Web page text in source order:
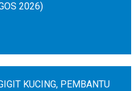
2026)
KUCING, PEMBANTU